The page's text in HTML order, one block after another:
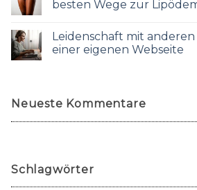
besten Wege zur
Leidenschaft mit
einer eigenen Webseite
Neueste Kommentare
Schlagwörter